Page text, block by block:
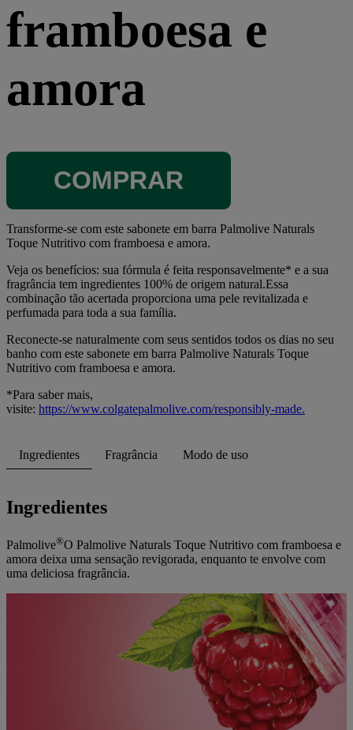
framboesa e
amora
COMPRAR
Transforme-se com este sabonete em barra Palmolive Naturals
Toque Nutritivo com framboesa e amora.
Veja os benefícios: sua fórmula é feita responsavelmente* e a sua
fragrância tem ingredientes 100% de origem natural.Essa
combinação tão acertada proporciona uma pele revitalizada e
perfumada para toda a sua família.
Reconecte-se naturalmente com seus sentidos todos os dias no seu
banho com este sabonete em barra Palmolive Naturals Toque
Nutritivo com framboesa e amora.
*Para saber mais,
visite: https://www.colgatepalmolive.com/responsibly-made.
Ingredientes Fragrância Modo de uso
Ingredientes
Palmolive®O Palmolive Naturals Toque Nutritivo com framboesa e
amora deixa uma sensação revigorada, enquanto te envolve com
uma deliciosa fragrância.